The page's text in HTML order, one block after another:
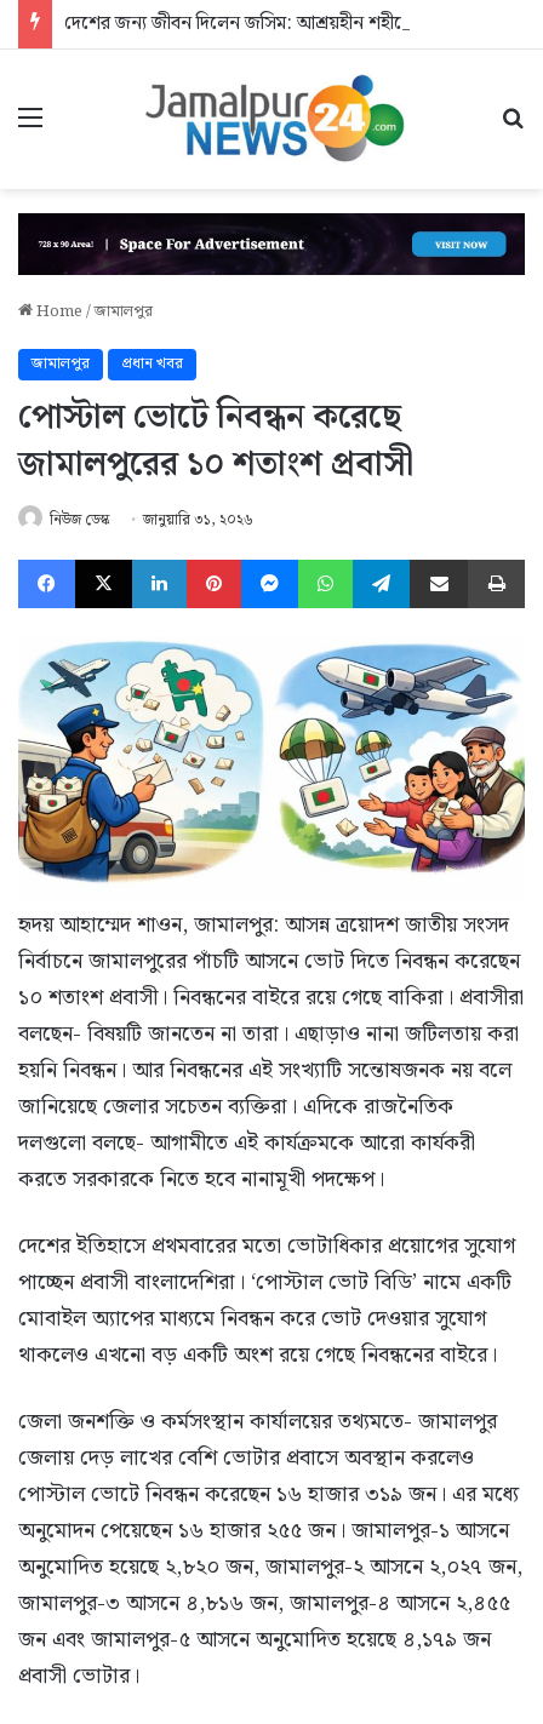
দেশের জন্য জীবন দিলেন জসিম: আশ্রয়হীন শহীদের পরিবার
Menu
Home/জামালপুর
জামালপুর প্রধান খবর
পোস্টাল ভোটে নিবন্ধন করেছে
জামালপুরের ১০ শতাংশ প্রবাসী
নিউজ ডেস্ক জানুয়ারি ৩১, ২০২৬
Facebook
X LinkedInPinterestMessengerWhatsAppTelegramShare via Email
হৃদয় আহাম্মেদ শাওন, জামালপুর: আসন্ন ত্রয়োদশ জাতীয় সংসদ
নির্বাচনে জামালপুরের পাঁচটি আসনে ভোট দিতে নিবন্ধন করেছেন
১০ শতাংশ প্রবাসী। নিবন্ধনের বাইরে রয়ে গেছে বাকিরা। প্রবাসীরা
বলছেন- বিষয়টি জানতেন না তারা। এছাড়াও নানা জটিলতায় করা
হয়নি নিবন্ধন। আর নিবন্ধনের এই সংখ্যাটি সন্তোষজনক নয় বলে
জানিয়েছে জেলার সচেতন ব্যক্তিরা। এদিকে রাজনৈতিক
দলগুলো বলছে- আগামীতে এই কার্যক্রমকে আরো কার্যকরী
করতে সরকারকে নিতে হবে নানামূখী পদক্ষেপ।
দেশের ইতিহাসে প্রথমবারের মতো ভোটাধিকার প্রয়োগের সুযোগ
পাচ্ছেন প্রবাসী বাংলাদেশিরা। ‘পোস্টাল ভোট বিডি’ নামে একটি
মোবাইল অ্যাপের মাধ্যমে নিবন্ধন করে ভোট দেওয়ার সুযোগ
থাকলেও এখনো বড় একটি অংশ রয়ে গেছে নিবন্ধনের বাইরে।
জেলা জনশক্তি ও কর্মসংস্থান কার্যালয়ের তথ্যমতে- জামালপুর
জেলায় দেড় লাখের বেশি ভোটার প্রবাসে অবস্থান করলেও
পোস্টাল ভোটে নিবন্ধন করেছেন ১৬ হাজার ৩১৯ জন। এর মধ্যে
অনুমোদন পেয়েছেন ১৬ হাজার ২৫৫ জন। জামালপুর-১ আসনে
অনুমোদিত হয়েছে ২,৮২০ জন, জামালপুর-২ আসনে ২,০২৭ জন,
জামালপুর-৩ আসনে ৪,৮১৬ জন, জামালপুর-৪ আসনে ২,৪৫৫
জন এবং জামালপুর-৫ আসনে অনুমোদিত হয়েছে ৪,১৭৯ জন
প্রবাসী ভোটার।